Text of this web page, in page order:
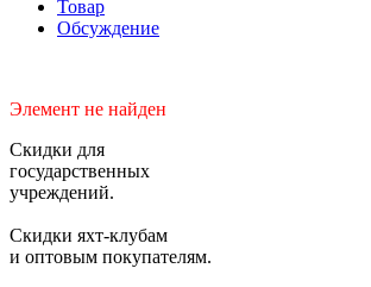
Товар
Обсуждение
Элемент не найден
Скидки для
государственных
учреждений.
Скидки яхт-клубам
и оптовым покупателям.